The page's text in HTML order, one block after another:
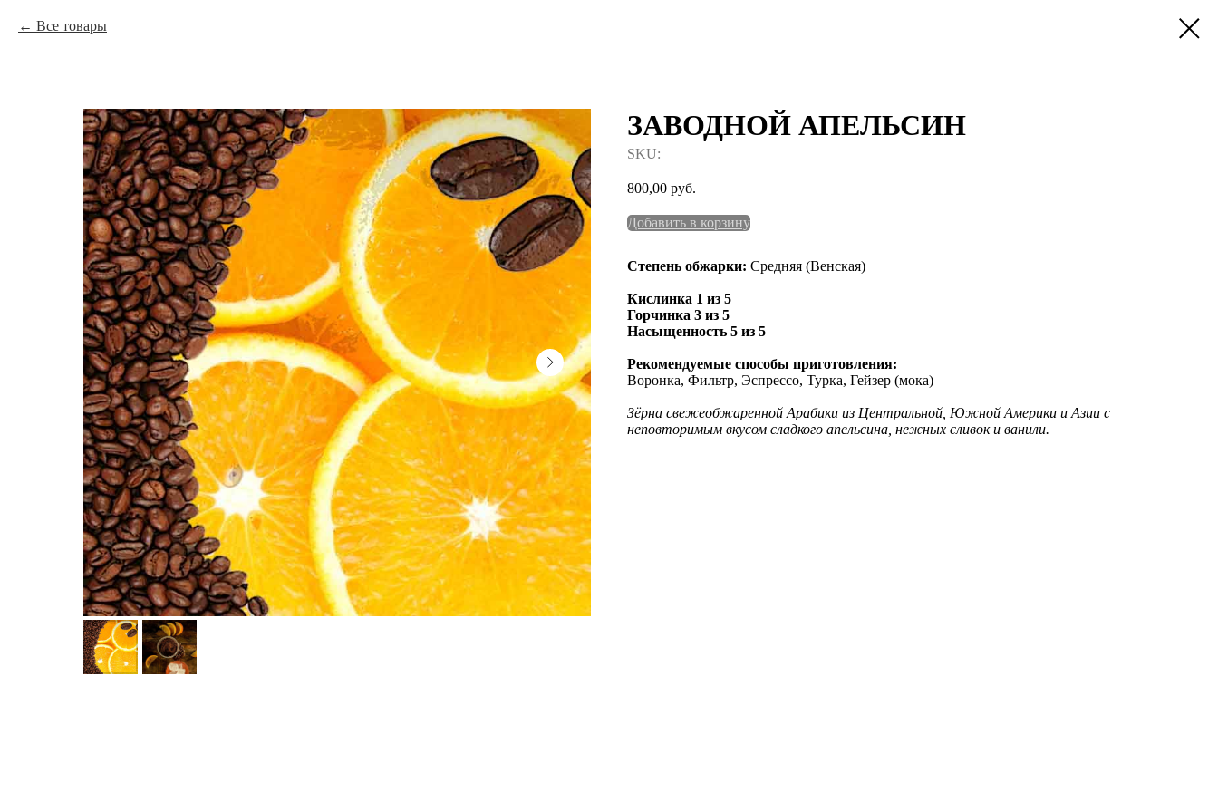
Все товары
ЗАВОДНОЙ АПЕЛЬСИН
SKU:
800,00 руб.
Добавить в корзину
Степень обжарки: Средняя (Венская)
Кислинка 1 из 5
Горчинка 3 из 5
Насыщенность 5 из 5
Рекомендуемые способы приготовления:
Воронка, Фильтр, Эспрессо, Турка, Гейзер (мока)
Зёрна свежеобжаренной Арабики из Центральной, Южной Америки и Азии с
неповторимым вкусом сладкого апельсина, нежных сливок и ванили.